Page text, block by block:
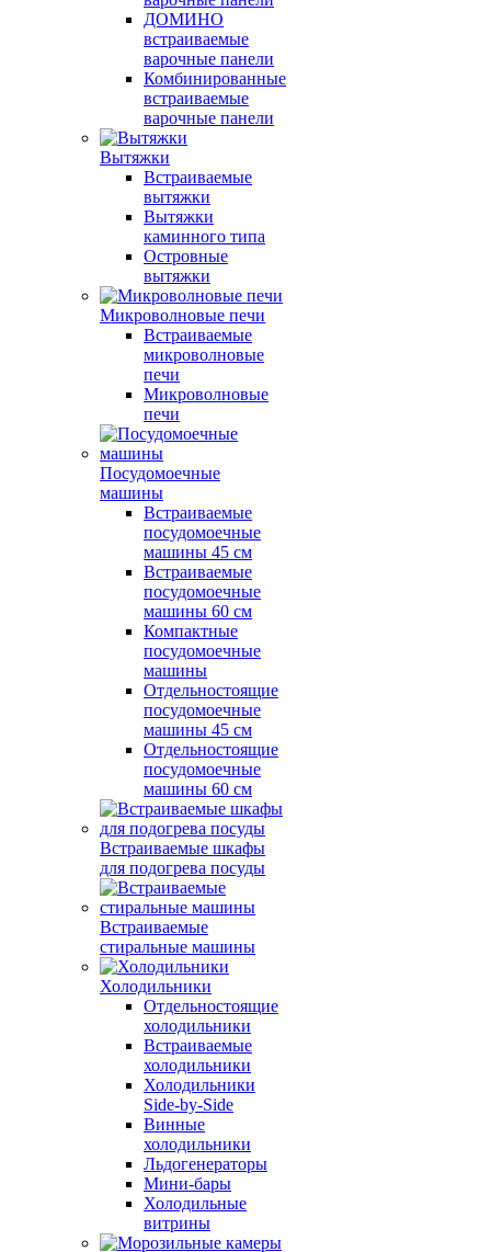
ДОМИНО
встраиваемые
варочные панели
Комбинированные
встраиваемые
варочные панели
Вытяжки
Встраиваемые
вытяжки
Вытяжки
каминного типа
Островные
вытяжки
Микроволновые печи
Встраиваемые
микроволновые
печи
Микроволновые
печи
Посудомоечные
машины
Встраиваемые
посудомоечные
машины 45 см
Встраиваемые
посудомоечные
машины 60 см
Компактные
посудомоечные
машины
Отдельностоящие
посудомоечные
машины 45 см
Отдельностоящие
посудомоечные
машины 60 см
Встраиваемые шкафы
для подогрева посуды
Встраиваемые
стиральные машины
Холодильники
Отдельностоящие
холодильники
Встраиваемые
холодильники
Холодильники
Side-by-Side
Винные
холодильники
Льдогенераторы
Мини-бары
Холодильные
витрины